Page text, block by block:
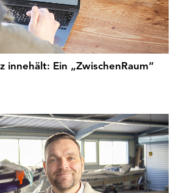
innehält: Ein „ZwischenRaum“